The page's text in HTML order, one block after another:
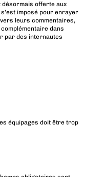
désormais offerte aux
imposé pour enrayer
leurs commentaires,
dans
par des internautes
équipages doit être trop